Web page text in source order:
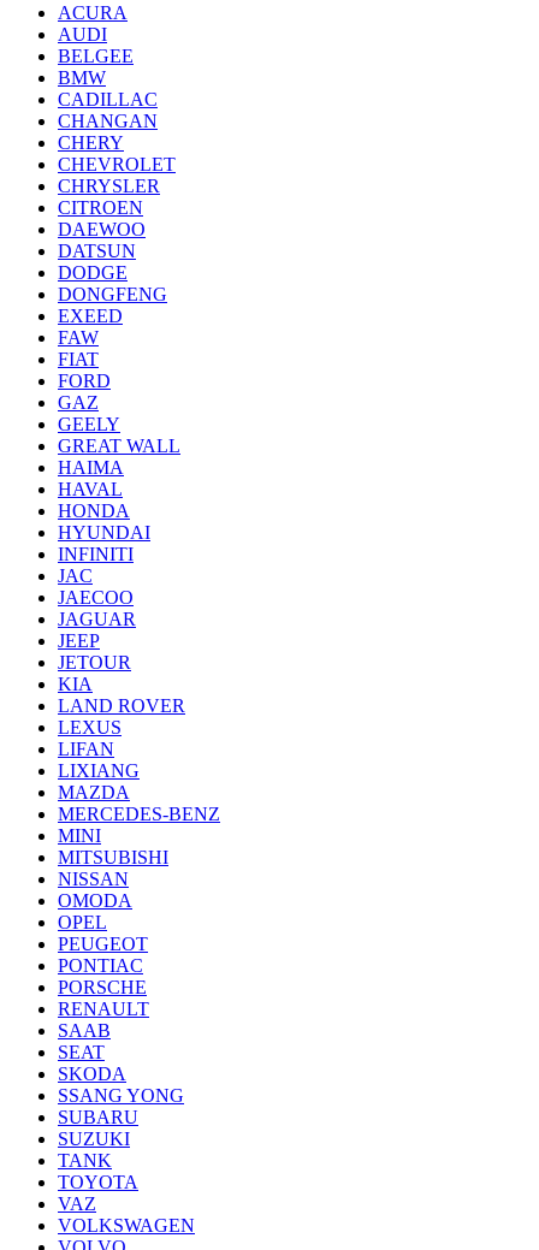
ACURA
AUDI
BELGEE
BMW
CADILLAC
CHANGAN
CHERY
CHEVROLET
CHRYSLER
CITROEN
DAEWOO
DATSUN
DODGE
DONGFENG
EXEED
FAW
FIAT
FORD
GAZ
GEELY
GREAT WALL
HAIMA
HAVAL
HONDA
HYUNDAI
INFINITI
JAC
JAECOO
JAGUAR
JEEP
JETOUR
KIA
LAND ROVER
LEXUS
LIFAN
LIXIANG
MAZDA
MERCEDES-BENZ
MINI
MITSUBISHI
NISSAN
OMODA
OPEL
PEUGEOT
PONTIAC
PORSCHE
RENAULT
SAAB
SEAT
SKODA
SSANG YONG
SUBARU
SUZUKI
TANK
TOYOTA
VAZ
VOLKSWAGEN